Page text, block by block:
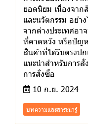
ยอดนิยม เนื่องจา
และนวัตกรรม อย่า
จากต่างประเทศอา
ที่คาดหวัง หรือปัญห
สินค้าที่ได้รับตรงป
แนะนำสำหรับการ
การสั่งซื้อ
10 ก.ย. 2024
บทความและสาระน่ารู้